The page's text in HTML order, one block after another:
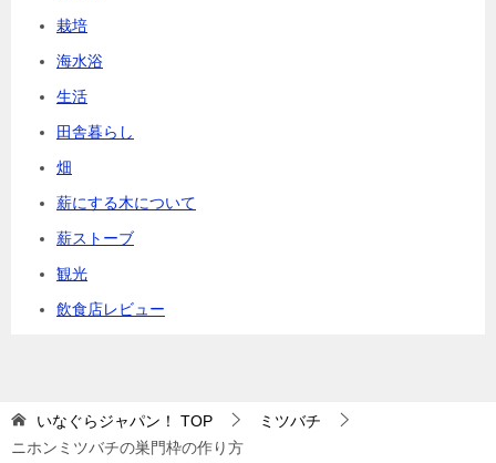
栽培
海水浴
生活
田舎暮らし
畑
薪にする木について
薪ストーブ
観光
飲食店レビュー
いなぐらジャパン！ TOP
ミツバチ
ニホンミツバチの巣門枠の作り方